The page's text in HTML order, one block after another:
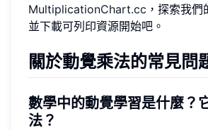
MultiplicationChart.cc ，探索我
並下載可列印資源開始吧。
關於動覺乘法的常見問
數學中的動覺學習是什麼？
法？